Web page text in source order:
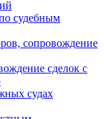
судебным
сопровождение
сделок с
судах